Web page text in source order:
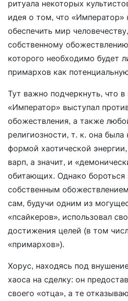
ритуала некоторых
идея о том, что «Император»
обеспечить мир
собственному
которого необходимо будет
примархов как
Тут важно подчеркнуть, что в
«Император» выступал
обожествления, а также
религиозности, т. к. она была
формой хаотической
варп, а значит, и
обитающих. Однако
собственным
сам, будучи одним из
«псайкеров», использовал
достижения целей (в том
«примархов»).
Хорус, находясь под
хаоса на сделку: он
своего «отца», а те